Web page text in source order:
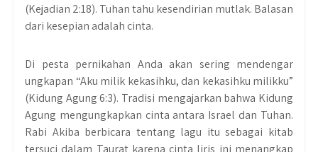
(Kejadian 2:18). Tuhan tahu kesendirian mutlak. Balasan
dari kesepian adalah cinta.
Di pesta pernikahan Anda akan sering mendengar
ungkapan “Aku milik kekasihku, dan kekasihku milikku”
(Kidung Agung 6:3). Tradisi mengajarkan bahwa Kidung
Agung mengungkapkan cinta antara Israel dan Tuhan.
Rabi Akiba berbicara tentang lagu itu sebagai kitab
tersuci dalam Taurat karena cinta liris ini menangkap